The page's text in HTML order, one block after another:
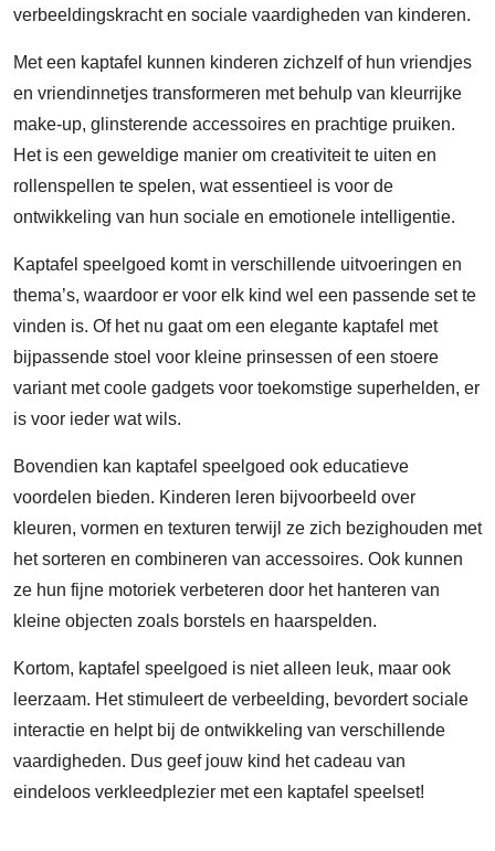
verbeeldingskracht en sociale vaardigheden van kinderen.
Met een kaptafel kunnen kinderen zichzelf of hun vriendjes
en vriendinnetjes transformeren met behulp van kleurrijke
make-up, glinsterende accessoires en prachtige pruiken.
Het is een geweldige manier om creativiteit te uiten en
rollenspellen te spelen, wat essentieel is voor de
ontwikkeling van hun sociale en emotionele intelligentie.
Kaptafel speelgoed komt in verschillende uitvoeringen en
thema’s, waardoor er voor elk kind wel een passende set te
vinden is. Of het nu gaat om een elegante kaptafel met
bijpassende stoel voor kleine prinsessen of een stoere
variant met coole gadgets voor toekomstige superhelden, er
is voor ieder wat wils.
Bovendien kan kaptafel speelgoed ook educatieve
voordelen bieden. Kinderen leren bijvoorbeeld over
kleuren, vormen en texturen terwijl ze zich bezighouden met
het sorteren en combineren van accessoires. Ook kunnen
ze hun fijne motoriek verbeteren door het hanteren van
kleine objecten zoals borstels en haarspelden.
Kortom, kaptafel speelgoed is niet alleen leuk, maar ook
leerzaam. Het stimuleert de verbeelding, bevordert sociale
interactie en helpt bij de ontwikkeling van verschillende
vaardigheden. Dus geef jouw kind het cadeau van
eindeloos verkleedplezier met een kaptafel speelset!